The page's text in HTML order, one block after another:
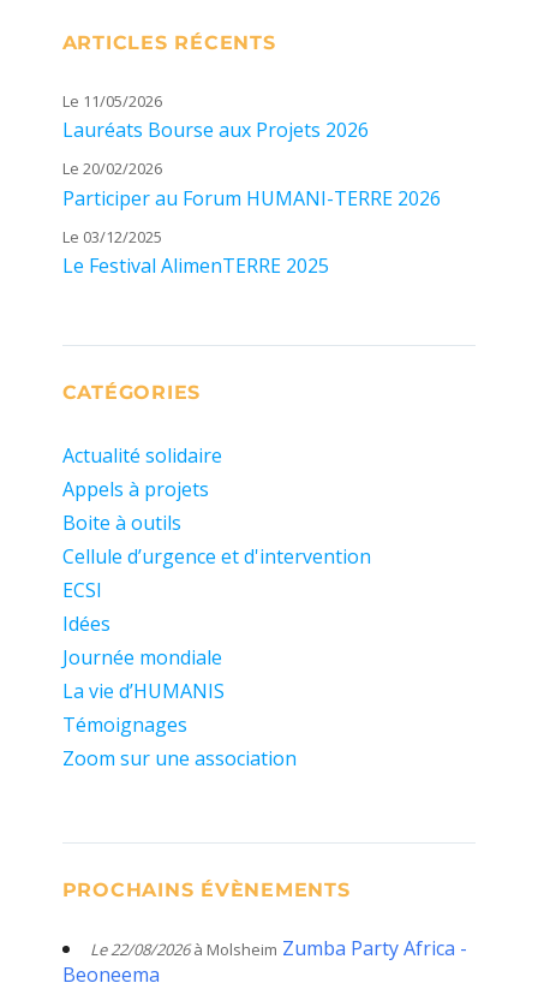
ARTICLES RÉCENTS
Le 11/05/2026
Lauréats Bourse aux Projets 2026
Le 20/02/2026
Participer au Forum HUMANI-TERRE 2026
Le 03/12/2025
Le Festival AlimenTERRE 2025
CATÉGORIES
Actualité solidaire
Appels à projets
Boite à outils
Cellule d’urgence et d'intervention
ECSI
Idées
Journée mondiale
La vie d’HUMANIS
Témoignages
Zoom sur une association
PROCHAINS ÉVÈNEMENTS
Le 22/08/2026à Molsheim Zumba Party Africa -
Beoneema